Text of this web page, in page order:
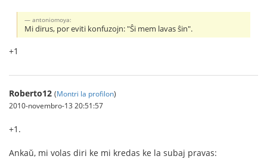
antoniomoya:
Mi dirus, por eviti konfuzojn: "Ŝi mem lavas ŝin".
+1
Roberto12 (Montri la profilon)
2010-novembro-13 20:51:57
+1.
Ankaŭ, mi volas diri ke mi kredas ke la subaj pravas: